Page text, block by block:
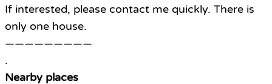
If interested, please contact me quickly. There is
only one house.
—————————
.
Nearby places